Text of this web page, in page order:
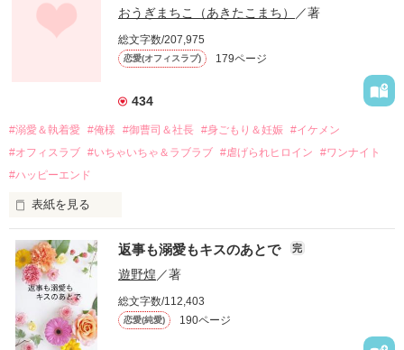
幼なじみの哲平に淡い恋心を抱いていた美桜。
しかし、ある出来事をきっかけに二人の関係は壊れてしまう。
関係修復もできないまま、美桜は両親の離婚によって
引っ越すことになり、哲平とも離れ離れになった。
それから約十二年後。
過去の傷から、二度と会いたくないと思っていた哲平に
運命のような再会を果たす。
酔った勢いで一夜を共にしてしまった。
さらに、美桜が初めてだと知った哲平は
『責任をとる、結婚しよう』と真っ直ぐに告げてきた。
戸惑う美桜とは裏腹に、好きという気持ちを隠すことなく
甘やかしてくる。
そんなある日、哲平は美桜がストーカー被害に
遭っていることを知る。
美桜を守るため、哲平は同居を提案してきて――。
おうぎまちこ（あきたこまち） ／著
総文字数/207,975
恋愛(オフィスラブ) 179ページ
434
#溺愛＆執着愛 #俺様 #御曹司＆社長 #身ごもり＆妊娠 #イケメン
#オフィスラブ #いちゃいちゃ＆ラブラブ #虐げられヒロイン
#ワンナイト
#ハッピーエンド
表紙を見る
おかしな噂を流されて前の職場でうまくいかなかった梅田美
桜は、海外で傷心旅行をしていたところ、日本人美青年と出会
い、酒の勢いもあり一夜限りの関係となる。
帰国後、美桜は新しい職場でワンナイトした美青年と再会。
なんと彼の正体は、とある財閥御曹司にも関わらず、一族を離
れて起業した新進気鋭の実業家、社内でも冷徹だと評判な社長
――御影恭司その人だったのだ――！
返事も溺愛もキスのあとで 完
遊野煌／著
総文字数/112,403
恋愛(純愛) 190ページ